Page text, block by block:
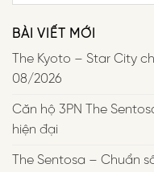
BÀI VIẾT MỚI
The Kyoto – Star City
08/2026
Căn hộ 3PN The
hiện đại
The Sentosa – Chuẩn